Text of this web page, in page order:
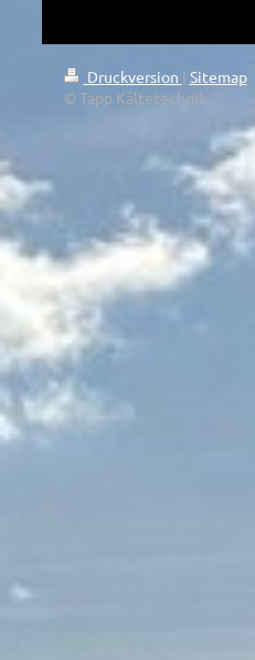
Druckversion | Sitemap
© Tapp Kältetechnik